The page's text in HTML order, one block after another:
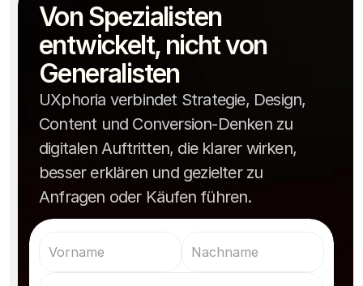
Von Spezialisten
entwickelt, nicht von
Generalisten
UXphoria verbindet Strategie, Design,
Content und Conversion-Denken zu
digitalen Auftritten, die klarer wirken,
besser erklären und gezielter zu
Anfragen oder Käufen führen.